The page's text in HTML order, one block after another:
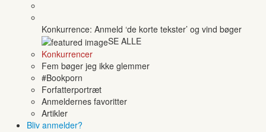
Konkurrence: Anmeld ‘de korte tekster’ og vind bøger
SE ALLE
Konkurrencer
Fem bøger jeg ikke glemmer
#Bookporn
Forfatterportræt
Anmeldernes favoritter
Artikler
Bliv anmelder?